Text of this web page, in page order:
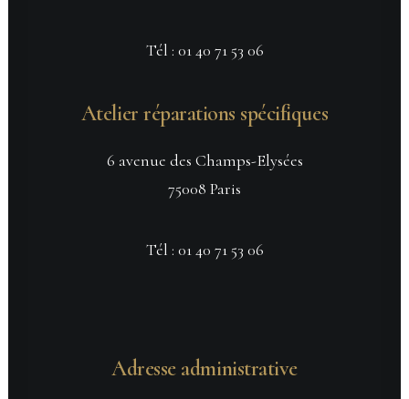
Tél : 01 40 71 53 06
Atelier réparations spécifiques
6 avenue des Champs-Elysées
75008 Paris
Tél : 01 40 71 53 06
Adresse administrative